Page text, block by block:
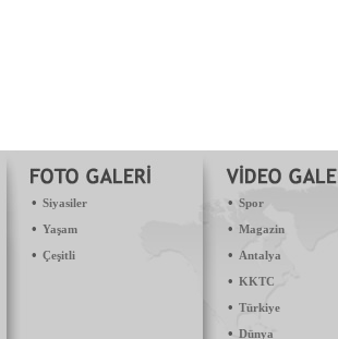
• Siyasiler
• Yaşam
• Çeşitli
• Spor
• Magazin
• Antalya
• KKTC
• Türkiye
• Dünya